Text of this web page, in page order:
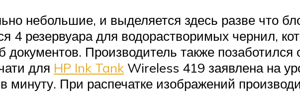
небольшие, и выделяется здесь разве что
4 резервуара для водорастворимых чернил,
документов. Производитель также позаботился
для HP Ink Tank Wireless 419 заявлена на
минуту. При распечатке изображений